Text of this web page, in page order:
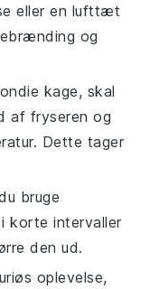
eller en lufttæt
og
kage, skal
af fryseren og
Dette tager
bruge
korte intervaller
den ud.
oplevelse,